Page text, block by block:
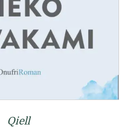
Qiell